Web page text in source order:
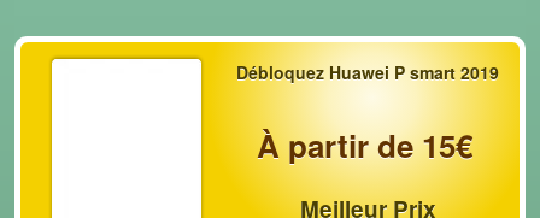
Débloquez Huawei P smart 2019
À partir de 15€
Meilleur Prix